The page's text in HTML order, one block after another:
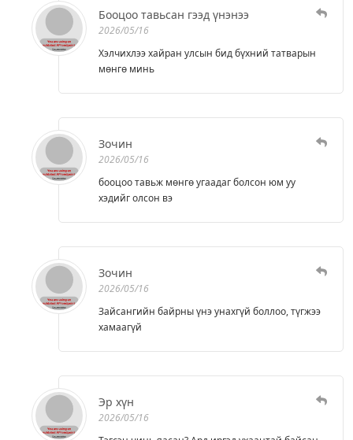
Бооцоо тавьсан гээд үнэнээ
2026/05/16
Хэлчихлээ хайран улсын бид бүхний татварын
мөнгө минь
Зочин
2026/05/16
бооцоо тавьж мөнгө угаадаг болсон юм уу
хэдийг олсон вэ
Зочин
2026/05/16
Зайсангийн байрны үнэ унахгүй боллоо, түгжээ
хамаагүй
Эр хүн
2026/05/16